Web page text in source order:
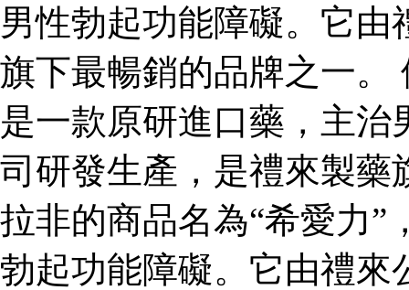
男性勃起功能障礙。它
旗下最暢銷的品牌之一。
是一款原研進口藥，主
司研發生產，是禮來製藥
拉非的商品名為“希愛力”
勃起功能障礙。它由禮來